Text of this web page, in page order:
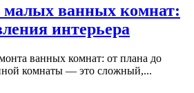
малых ванных комнат:
интерьера
ванных комнат: от плана до
комнаты — это сложный,...